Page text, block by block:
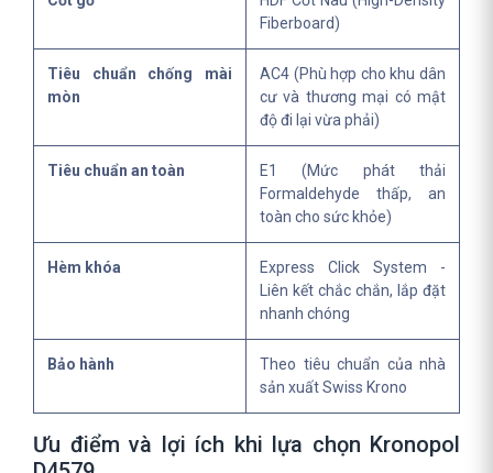
Fiberboard)
Tiêu chuẩn chống mài
mòn
AC4 (Phù hợp cho khu dân
cư và thương mại có mật
độ đi lại vừa phải)
Tiêu chuẩn an toàn
E1 (Mức phát thải
Formaldehyde thấp, an
toàn cho sức khỏe)
Hèm khóa
Express Click System -
Liên kết chắc chắn, lắp đặt
nhanh chóng
Bảo hành
Theo tiêu chuẩn của nhà
sản xuất Swiss Krono
Ưu điểm và lợi ích khi lựa chọn Kronopol